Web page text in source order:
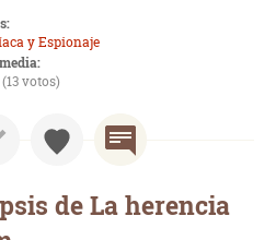
y Espionaje
votos)
de La herencia